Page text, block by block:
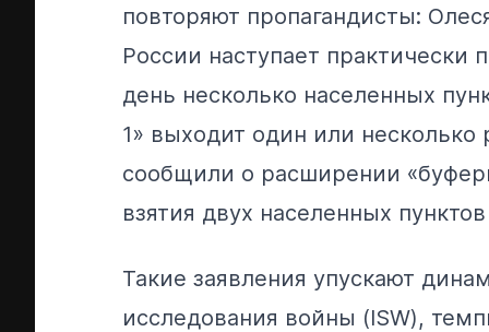
повторяют пропагандисты:
России наступает
день несколько населенных
1» выходит один или
сообщили о расширении
взятия двух населенных
Такие заявления упускают
исследования войны (ISW),